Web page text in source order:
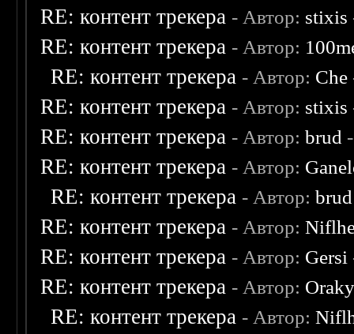
RE: контент трекера - Автор: stixis
RE: контент трекера - Автор:
RE: контент трекера - Автор: Che
RE: контент трекера - Автор: stixis
RE: контент трекера - Автор:brud
RE: контент трекера - Автор:
RE: контент трекера - Автор:brud
RE: контент трекера - Автор:
RE: контент трекера - Автор: Gersi
RE: контент трекера - Автор:
RE: контент трекера - Автор: